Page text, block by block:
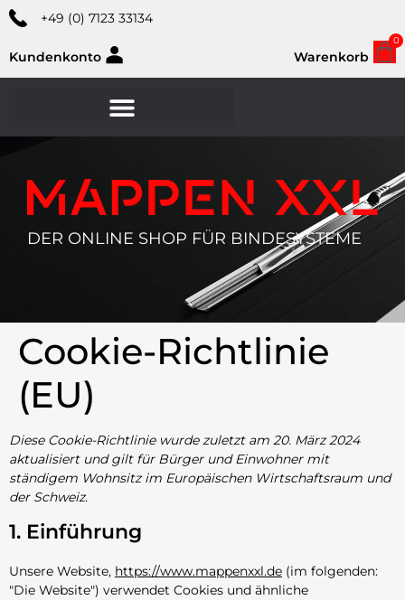
+49 (0) 7123 33134
Kundenkonto Warenkorb
0
DER ONLINE SHOP FÜR BINDESYSTEME
Cookie-Richtlinie
(EU)
Diese Cookie-Richtlinie wurde zuletzt am 20. März 2024
aktualisiert und gilt für Bürger und Einwohner mit
ständigem Wohnsitz im Europäischen Wirtschaftsraum und
der Schweiz.
1. Einführung
Unsere Website, https://www.mappenxxl.de (im folgenden:
"Die Website") verwendet Cookies und ähnliche